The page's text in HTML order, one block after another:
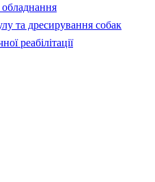
та дресирування собак
реабілітації